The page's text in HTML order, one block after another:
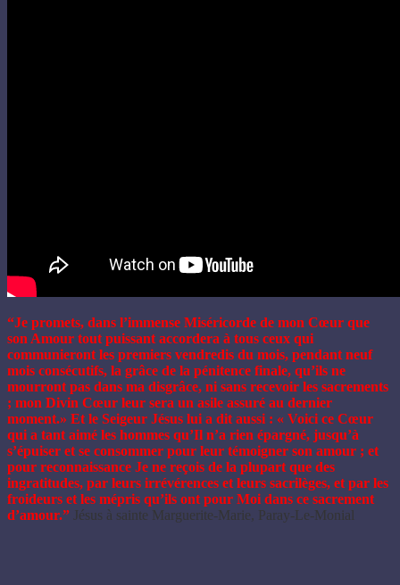
“Je promets, dans l’immense Miséricorde de mon Cœur que
son Amour tout puissant accordera à tous ceux qui
communieront les premiers vendredis du mois, pendant neuf
mois consécutifs, la grâce de la pénitence finale, qu’ils ne
mourront pas dans ma disgrâce, ni sans recevoir les sacrements
; mon Divin Cœur leur sera un asile assuré au dernier
moment.» Et le Seigeur Jésus lui a dit aussi : « Voici ce Cœur
qui a tant aimé les hommes qu’Il n’a rien épargné, jusqu’à
s’épuiser et se consommer pour leur témoigner son amour ; et
pour reconnaissance Je ne reçois de la plupart que des
ingratitudes, par leurs irrévérences et leurs sacrilèges, et par les
froideurs et les mépris qu’ils ont pour Moi dans ce sacrement
d’amour.” Jésus à sainte Marguerite-Marie, Paray-Le-Monial